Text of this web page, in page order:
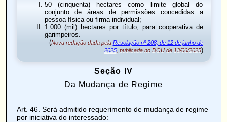
50 (cinquenta) hectares como limite global do
conjunto de áreas de permissões concedidas a
pessoa física ou firma individual;
1.000 (mil) hectares por título, para cooperativa de
garimpeiros.
(Nova redação dada pela Resolução nº 208, de 12 de junho de
2025, publicada no DOU de 13/06/2025)
Seção IV
Da Mudança de Regime
Art. 46. Será admitido requerimento de mudança de regime
por iniciativa do interessado: